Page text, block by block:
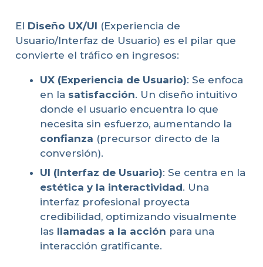
El Diseño UX/UI (Experiencia de
Usuario/Interfaz de Usuario) es el pilar que
convierte el tráfico en ingresos:
UX (Experiencia de Usuario): Se enfoca
en la satisfacción. Un diseño intuitivo
donde el usuario encuentra lo que
necesita sin esfuerzo, aumentando la
confianza (precursor directo de la
conversión).
UI (Interfaz de Usuario): Se centra en la
estética y la interactividad. Una
interfaz profesional proyecta
credibilidad, optimizando visualmente
las llamadas a la acción para una
interacción gratificante.